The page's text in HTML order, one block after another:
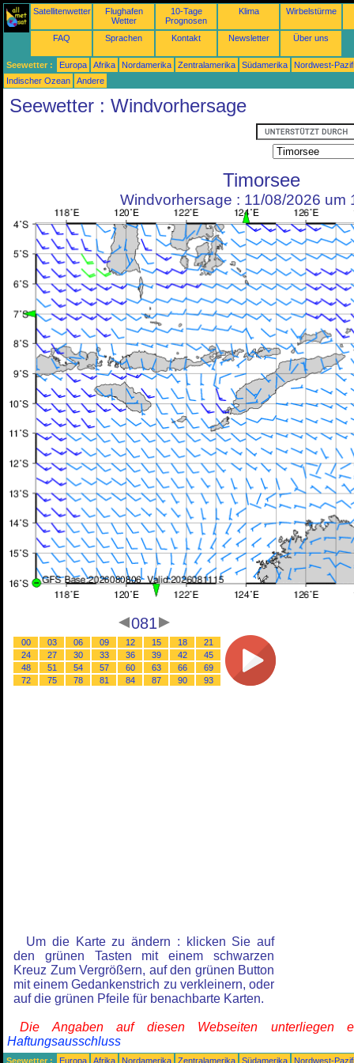
Satellitenwetter
Flughafen
Wetter
10-Tage
Prognosen
Klima Wirbelstürme
FAQ Sprachen Kontakt Newsletter Über uns
Seewetter : Europa Afrika Nordamerika Zentralamerika Südamerika
Nordwest-
Indischer Ozean
Andere
Seewetter : Windvorhersage
Timorsee
Windvorhersage : 11/08/2026 um
081
00 03 06 09 12 15 18
21
24
27 30 33 36 39 42
45
48
51 54 57 60 63 66
69
72
75 78 81 84 87 90 93
Um die Karte zu ändern : klicken Sie auf
den grünen Tasten mit einem schwarzen
Kreuz Zum Vergrößern, auf den grünen Button
mit einem Gedankenstrich zu verkleinern, oder
auf die grünen Pfeile für benachbarte Karten.
Die Angaben auf diesen Webseiten unterliegen
Haftungsausschluss
Seewetter : Europa Afrika Nordamerika Zentralamerika Südamerika
Nordwest-